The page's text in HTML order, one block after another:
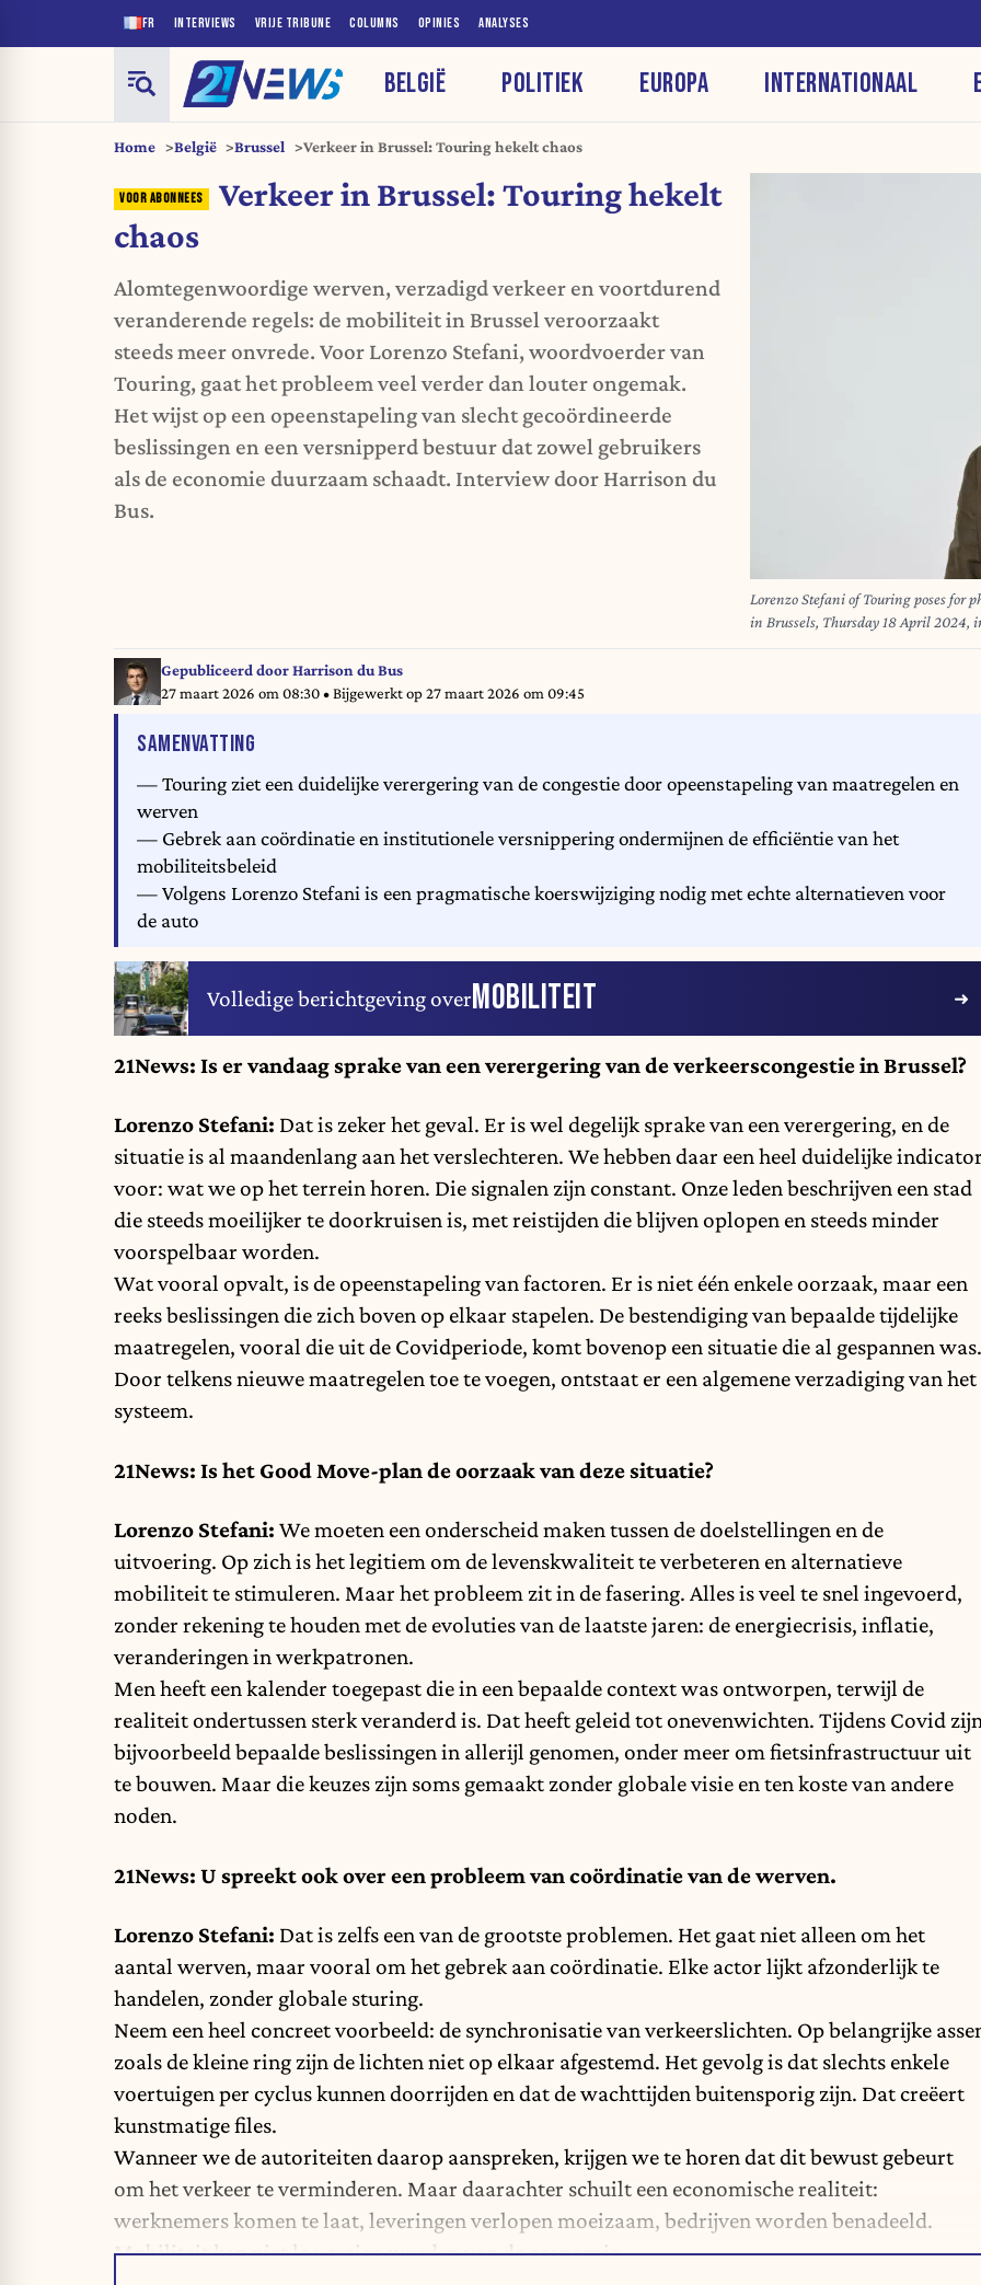
FR INTERVIEWS VRIJE TRIBUNE COLUMNS OPINIES ANALYSES
BELGIË POLITIEK EUROPA INTERNATIONAAL
Home België Brussel Verkeer in Brussel: Touring hekelt chaos
Verkeer in Brussel: Touring hekelt
chaos
Alomtegenwoordige werven, verzadigd verkeer en voortdurend
veranderende regels: de mobiliteit in Brussel veroorzaakt
steeds meer onvrede. Voor Lorenzo Stefani, woordvoerder van
Touring, gaat het probleem veel verder dan louter ongemak.
Het wijst op een opeenstapeling van slecht gecoördineerde
beslissingen en een versnipperd bestuur dat zowel gebruikers
als de economie duurzaam schaadt. Interview door Harrison du
Bus.
Lorenzo Stefani of Touring poses for
in Brussels, Thursday 18 April 2024,
Gepubliceerd doorHarrison du Bus
27 maart 2026 om 08:30• Bijgewerkt op27 maart 2026 om 09:45
SAMENVATTING
— Touring ziet een duidelijke verergering van de congestie door opeenstapeling van maatregelen en
werven
— Gebrek aan coördinatie en institutionele versnippering ondermijnen de efficiëntie van het
mobiliteitsbeleid
— Volgens Lorenzo Stefani is een pragmatische koerswijziging nodig met echte alternatieven voor
de auto
Volledige berichtgeving overMOBILITEIT
21News: Is er vandaag sprake van een verergering van de verkeerscongestie in Brussel?
Lorenzo Stefani: Dat is zeker het geval. Er is wel degelijk sprake van een verergering, en de
situatie is al maandenlang aan het verslechteren. We hebben daar een heel duidelijke
voor: wat we op het terrein horen. Die signalen zijn constant. Onze leden beschrijven een stad
die steeds moeilijker te doorkruisen is, met reistijden die blijven oplopen en steeds minder
voorspelbaar worden.
Wat vooral opvalt, is de opeenstapeling van factoren. Er is niet één enkele oorzaak, maar een
reeks beslissingen die zich boven op elkaar stapelen. De bestendiging van bepaalde tijdelijke
maatregelen, vooral die uit de Covidperiode, komt bovenop een situatie die al gespannen was.
Door telkens nieuwe maatregelen toe te voegen, ontstaat er een algemene verzadiging van het
systeem.
21News: Is het Good Move-plan de oorzaak van deze situatie?
Lorenzo Stefani: We moeten een onderscheid maken tussen de doelstellingen en de
uitvoering. Op zich is het legitiem om de levenskwaliteit te verbeteren en alternatieve
mobiliteit te stimuleren. Maar het probleem zit in de fasering. Alles is veel te snel ingevoerd,
zonder rekening te houden met de evoluties van de laatste jaren: de energiecrisis, inflatie,
veranderingen in werkpatronen.
Men heeft een kalender toegepast die in een bepaalde context was ontworpen, terwijl de
realiteit ondertussen sterk veranderd is. Dat heeft geleid tot onevenwichten. Tijdens Covid
bijvoorbeeld bepaalde beslissingen in allerijl genomen, onder meer om fietsinfrastructuur uit
te bouwen. Maar die keuzes zijn soms gemaakt zonder globale visie en ten koste van andere
noden.
21News: U spreekt ook over een probleem van coördinatie van de werven.
Lorenzo Stefani: Dat is zelfs een van de grootste problemen. Het gaat niet alleen om het
aantal werven, maar vooral om het gebrek aan coördinatie. Elke actor lijkt afzonderlijk te
handelen, zonder globale sturing.
Neem een heel concreet voorbeeld: de synchronisatie van verkeerslichten. Op belangrijke
zoals de kleine ring zijn de lichten niet op elkaar afgestemd. Het gevolg is dat slechts enkele
voertuigen per cyclus kunnen doorrijden en dat de wachttijden buitensporig zijn. Dat creëert
kunstmatige files.
Wanneer we de autoriteiten daarop aanspreken, krijgen we te horen dat dit bewust gebeurt
om het verkeer te verminderen. Maar daarachter schuilt een economische realiteit:
werknemers komen te laat, leveringen verlopen moeizaam, bedrijven worden benadeeld.
Mobiliteit kan niet los gezien worden van de economie.